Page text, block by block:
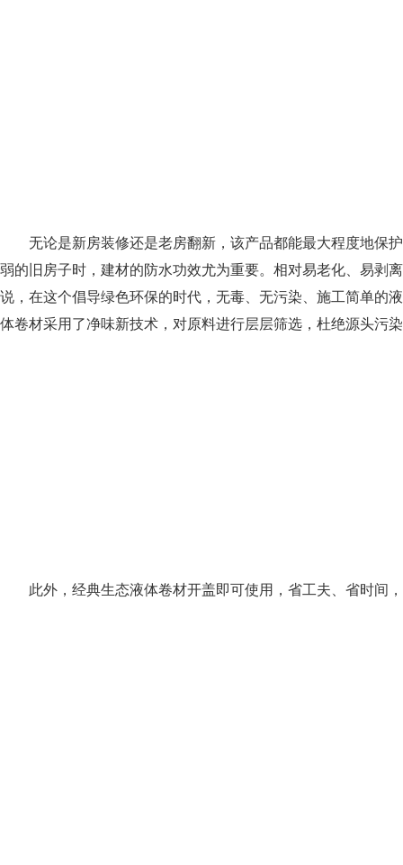
无论是新房装修还是老房翻新，该产品都能最大程度地保
弱的旧房子时，建材的防水功效尤为重要。相对易老化、易剥
说，在这个倡导绿色环保的时代，无毒、无污染、施工简单的
体卷材采用了净味新技术，对原料进行层层筛选，杜绝源头污
此外，经典生态液体卷材开盖即可使用，省工夫、省时间